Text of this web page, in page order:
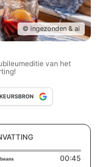
© ingezonden & ai
van het
00:45